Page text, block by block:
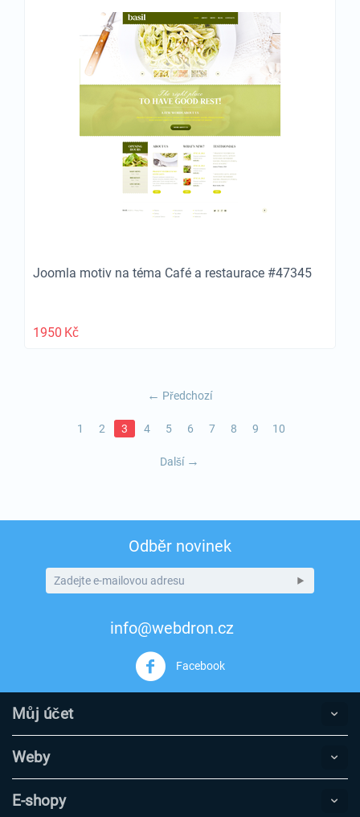
Joomla motiv na téma Café a restaurace #47345
1950 Kč
Předchozí
1 2 3 4 5 6 7 8 9 10
Další
Odběr novinek
info@webdron.cz
Facebook
Můj účet
Weby
E-shopy